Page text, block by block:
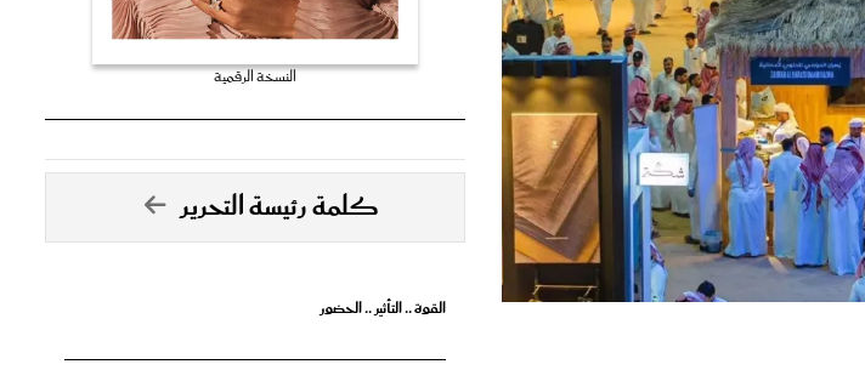
النسخة الرقمية
كلمة رئيسة التحرير
القوة .. التأثير .. الحضور